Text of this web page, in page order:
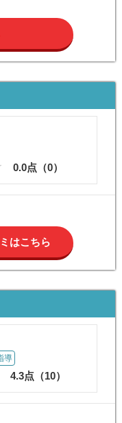
0.0点（0）
はこちら
導
4.3点（10）